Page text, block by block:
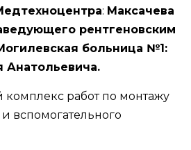
: Максачева
рентгеновским
больница №1:
Анатольевича.
работ по монтажу
вспомогательного